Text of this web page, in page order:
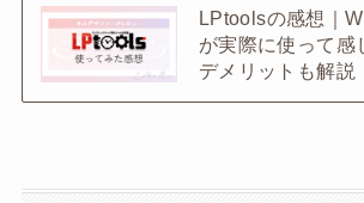
LPtoolsの感想｜
が実際に使って感
デメリットも解説